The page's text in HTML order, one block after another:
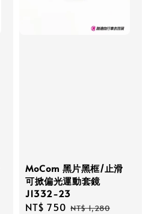
MoCom 黑片黑框/止滑
可掀偏光運動套鏡
J1332-23
Sale
NT$ 750 Regular
NT$ 1,280